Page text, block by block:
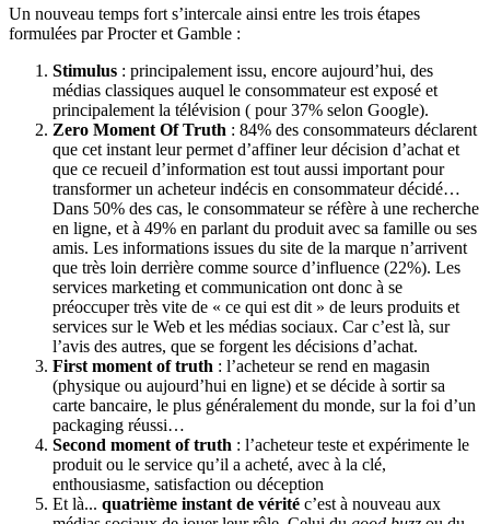
Un nouveau temps fort s’intercale ainsi entre les trois étapes
formulées par Procter et Gamble :
Stimulus : principalement issu, encore aujourd’hui, des
médias classiques auquel le consommateur est exposé et
principalement la télévision ( pour 37% selon Google).
Zero Moment Of Truth : 84% des consommateurs déclarent
que cet instant leur permet d’affiner leur décision d’achat et
que ce recueil d’information est tout aussi important pour
transformer un acheteur indécis en consommateur décidé…
Dans 50% des cas, le consommateur se réfère à une recherche
en ligne, et à 49% en parlant du produit avec sa famille ou ses
amis. Les informations issues du site de la marque n’arrivent
que très loin derrière comme source d’influence (22%). Les
services marketing et communication ont donc à se
préoccuper très vite de « ce qui est dit » de leurs produits et
services sur le Web et les médias sociaux. Car c’est là, sur
l’avis des autres, que se forgent les décisions d’achat.
First moment of truth : l’acheteur se rend en magasin
(physique ou aujourd’hui en ligne) et se décide à sortir sa
carte bancaire, le plus généralement du monde, sur la foi d’un
packaging réussi…
Second moment of truth : l’acheteur teste et expérimente le
produit ou le service qu’il a acheté, avec à la clé,
enthousiasme, satisfaction ou déception
Et là... quatrième instant de vérité c’est à nouveau aux